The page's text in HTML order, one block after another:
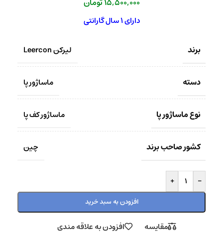
دارای 1 سال گارانتی
برند لیرکن Leercon
دسته ماساژور پا
نوع ماساژور پا ماساژور کف پا
کشور صاحب برند چین
-
+
افزودن به سبد خرید
مقایسه افزودن به علاقه مندی